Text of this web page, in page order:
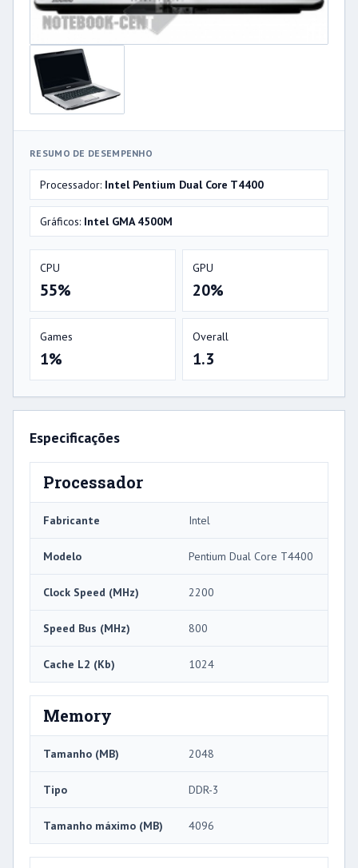
RESUMO DE DESEMPENHO
Processador: Intel Pentium Dual Core T4400
Gráficos: Intel GMA 4500M
CPU
55%
GPU
20%
Games
1%
Overall
1.3
Especificações
Processador
Fabricante Intel
Modelo Pentium Dual Core T4400
Clock Speed ​​(MHz) 2200
Speed ​​Bus (MHz) 800
Cache L2 (Kb) 1024
Memory
Tamanho (MB) 2048
Tipo DDR-3
Tamanho máximo (MB) 4096